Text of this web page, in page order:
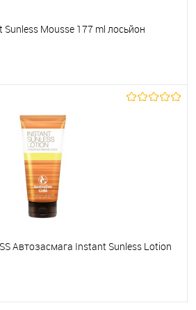
Mousse 177 ml лосьйон
Автозасмага Instant Sunless Lotion